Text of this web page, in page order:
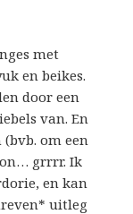
met
en beikes.
door een
van. En
om een
grrrr. Ik
en kan
uitleg